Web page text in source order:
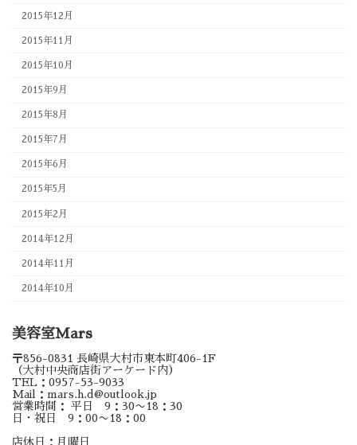
2015年12月
2015年11月
2015年10月
2015年9月
2015年8月
2015年7月
2015年6月
2015年5月
2015年2月
2014年12月
2014年11月
2014年10月
美容室Mars
〒856-0831 長崎県大村市東本町406-1F
（大村中央商店街アーケード内）
TEL：0957-53-9033
Mail：mars.h.d@outlook.jp
営業時間： 平日 9：30〜18：30
日・祝日 9：00〜18：00
店休日：月曜日